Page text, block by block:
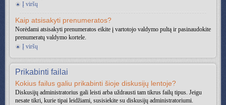
Į viršų
Kaip atsisakyti prenumeratos?
Norėdami atsisakyti prenumeratos eikite į vartotojo valdymo pultą ir pasinaudokite
prenumeratų valdymo kortele.
Į viršų
Prikabinti failai
Kokius failus galiu prikabinti šioje diskusijų lentoje?
Diskusijų administratorius gali leisti arba uždrausti tam tikrus failų tipus. Jeigu
nesate tikri, kurie tipai leidžiami, susisiekite su diskusijų administratoriumi.